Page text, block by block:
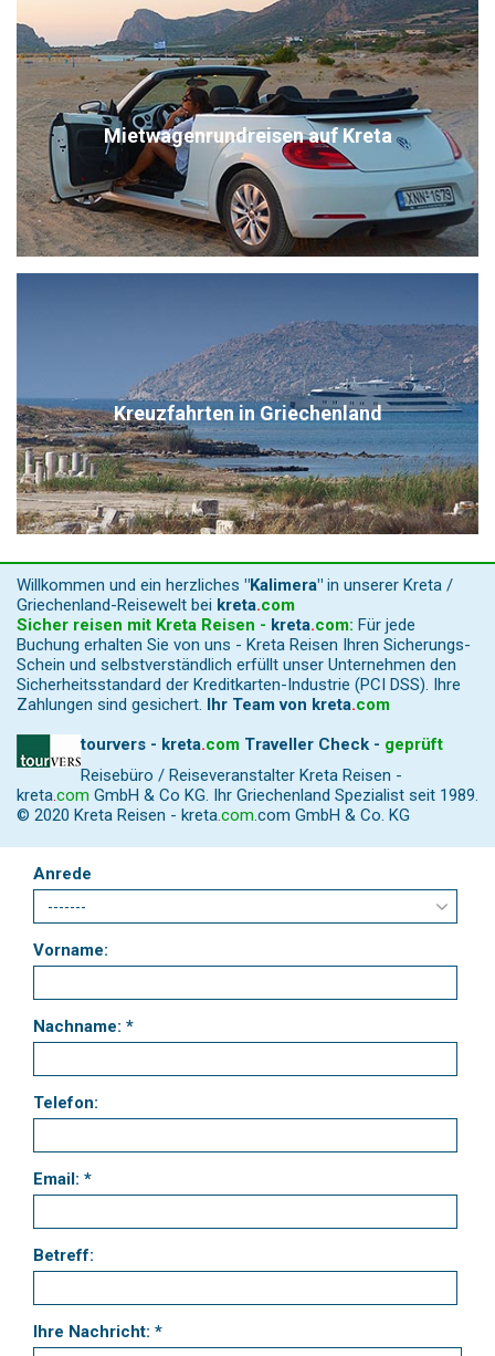
Mietwagenrundreisen auf Kreta
Kreuzfahrten in Griechenland
Willkommen und ein herzliches "Kalimera" in unserer Kreta /
Griechenland-Reisewelt bei kreta.com
Sicher reisen mit Kreta Reisen - kreta.com: Für jede
Buchung erhalten Sie von uns - Kreta Reisen Ihren Sicherungs-
Schein und selbstverständlich erfüllt unser Unternehmen den
Sicherheitsstandard der Kreditkarten-Industrie (PCI DSS). Ihre
Zahlungen sind gesichert. Ihr Team von kreta.com
tourvers - kreta.com Traveller Check - geprüft
Reisebüro / Reiseveranstalter Kreta Reisen -
kreta.com GmbH & Co KG. Ihr Griechenland Spezialist seit 1989.
© 2020 Kreta Reisen - kreta.com.com GmbH & Co. KG
Anrede
Vorname:
Nachname: *
Telefon:
Email: *
Betreff:
Ihre Nachricht: *